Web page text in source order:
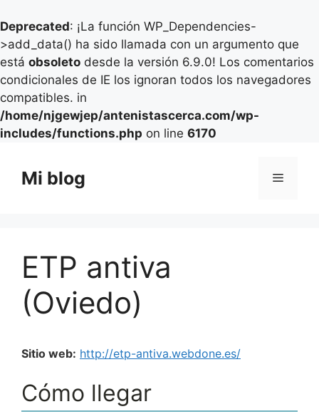
Deprecated: ¡La función WP_Dependencies-
>add_data() ha sido llamada con un argumento que
está obsoleto desde la versión 6.9.0! Los comentarios
condicionales de IE los ignoran todos los navegadores
compatibles. in
/home/njgewjep/antenistascerca.com/wp-
includes/functions.php on line 6170
contenido
Mi blog Menú
ETP antiva
(Oviedo)
Sitio web: http://etp-antiva.webdone.es/
Cómo llegar